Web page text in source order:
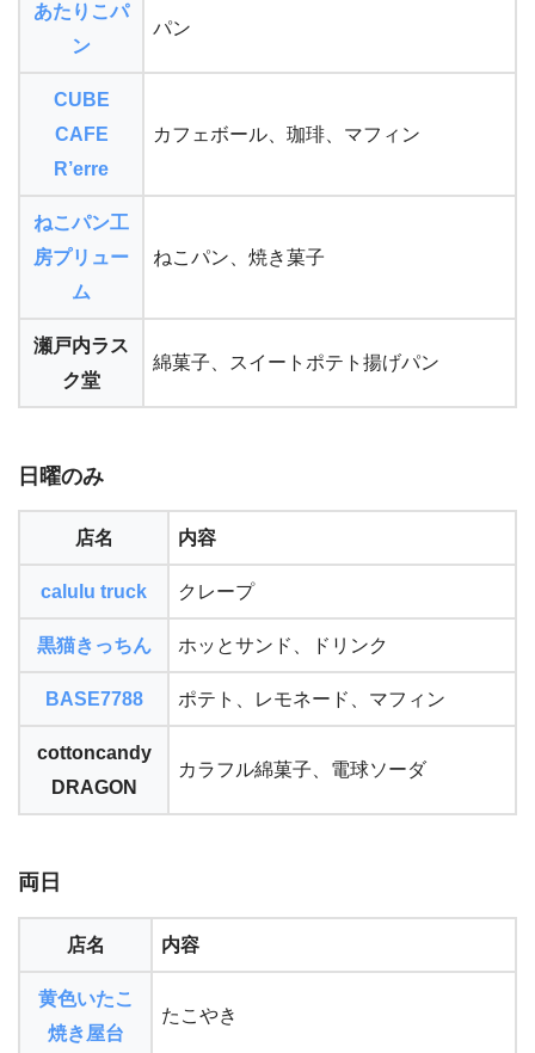
あたりこパ
ン
パン
CUBE
CAFE
R’erre
カフェボール、珈琲、マフィン
ねこパン工
房プリュー
ム
ねこパン、焼き菓子
瀬戸内ラス
ク堂
綿菓子、スイートポテト揚げパン
日曜のみ
店名 内容
calulu truck クレープ
黒猫きっちん ホッとサンド、ドリンク
BASE7788 ポテト、レモネード、マフィン
cottoncandy
DRAGON
カラフル綿菓子、電球ソーダ
両日
店名 内容
黄色いたこ
焼き屋台
たこやき